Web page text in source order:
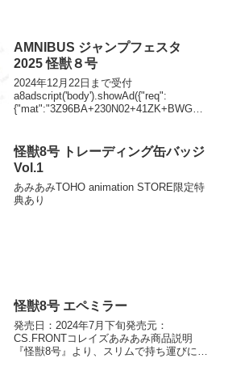
ル...
AMNIBUS ジャンプフェスタ
2025 怪獣８号
2024年12月22日まで受付
a8adscript('body').showAd({"req":
{"mat":"3Z96BA+230N02+41ZK+BWGDT
怪獣8号 トレーディング缶バッジ
Vol.1
あみあみTOHO animation STORE限定特
典あり
怪獣8号 エペミラー
発売日：2024年7月下旬発売元：
CS.FRONTコレイズあみあみ商品説明
『怪獣8号』より、スリムで持ち運びに便